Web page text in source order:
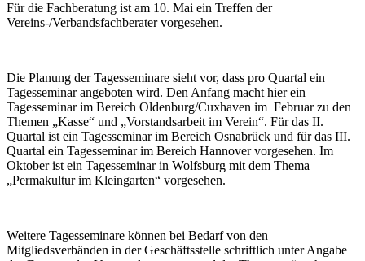
Für die Fachberatung ist am 10. Mai ein Treffen der
Vereins-/Verbandsfachberater vorgesehen.
Die Planung der Tagesseminare sieht vor, dass pro Quartal ein
Tagesseminar angeboten wird. Den Anfang macht hier ein
Tagesseminar im Bereich Oldenburg/Cuxhaven im Februar zu den
Themen „Kasse“ und „Vorstandsarbeit im Verein“. Für das II.
Quartal ist ein Tagesseminar im Bereich Osnabrück und für das III.
Quartal ein Tagesseminar im Bereich Hannover vorgesehen. Im
Oktober ist ein Tagesseminar in Wolfsburg mit dem Thema
„Permakultur im Kleingarten“ vorgesehen.
Weitere Tagesseminare können bei Bedarf von den
Mitgliedsverbänden in der Geschäftsstelle schriftlich unter Angabe